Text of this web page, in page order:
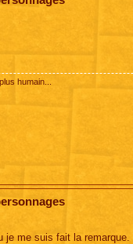
humain...
je me suis fait la